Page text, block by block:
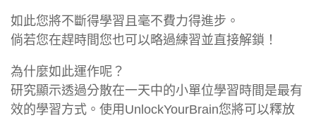
如此您將不斷得學習且毫不費力得進步。
倘若您在趕時間您也可以略過練習並直接解鎖！
為什麼如此運作呢？
研究顯示透過分散在一天中的小單位學習時間是最有
效的學習方式。使用UnlockYourBrain您將可以釋放